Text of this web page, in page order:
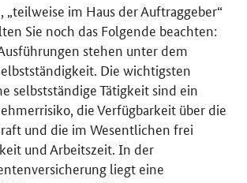
„teilweise im Haus der Auftraggeber“
Sie noch das Folgende beachten:
stehen unter dem
Die wichtigsten
selbstständige Tätigkeit sind ein
die Verfügbarkeit über die
und die im Wesentlichen frei
und Arbeitszeit. In der
liegt eine